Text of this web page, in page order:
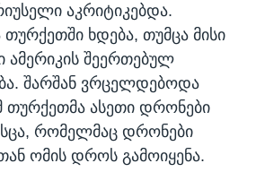
აკრიტიკებდა.
ხდება, თუმცა მისი
ამერიკის შეერთებულ
შარშან ვრცელდებოდა
ასეთი დრონები
რომელმაც დრონები
ომის დროს გამოიყენა.